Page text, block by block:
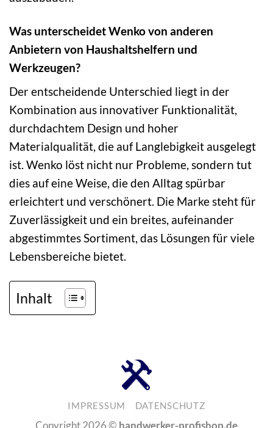
Was unterscheidet Wenko von anderen
Anbietern von Haushaltshelfern und
Werkzeugen?
Der entscheidende Unterschied liegt in der
Kombination aus innovativer Funktionalität,
durchdachtem Design und hoher
Materialqualität, die auf Langlebigkeit ausgelegt
ist. Wenko löst nicht nur Probleme, sondern tut
dies auf eine Weise, die den Alltag spürbar
erleichtert und verschönert. Die Marke steht für
Zuverlässigkeit und ein breites, aufeinander
abgestimmtes Sortiment, das Lösungen für viele
Lebensbereiche bietet.
Inhalt
IMPRESSUM DATENSCHUTZ
Copyright 2026 © handwerker-profishop.de